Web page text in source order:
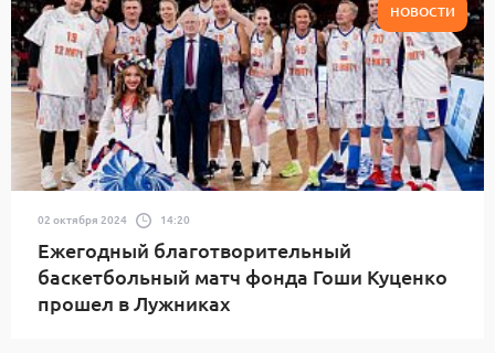
НОВОСТИ
02 октября 2024 14:20
Ежегодный благотворительный
баскетбольный матч фонда Гоши Куценко
прошел в Лужниках